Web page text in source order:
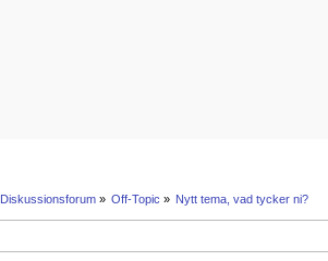
Diskussionsforum» Off-Topic » Nytt tema, vad tycker ni?